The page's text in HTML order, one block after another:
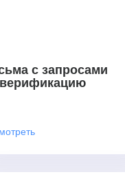
с запросами